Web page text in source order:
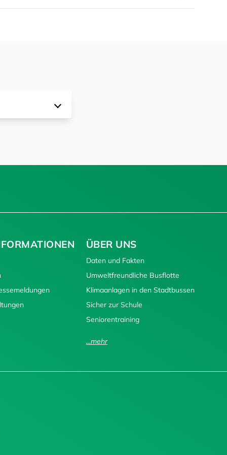
ÜBER UNS
Daten und Fakten
Umweltfreundliche Busflotte
Klimaanlagen in den Stadtbussen
Sicher zur Schule
Seniorentraining
...mehr